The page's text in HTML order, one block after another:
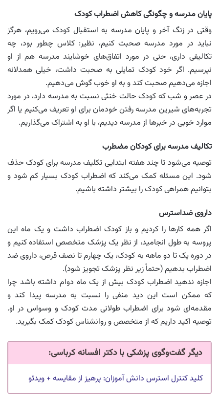
پایان مدرسه و چگونگی کاهش اضطراب کودک
وقتی در زنگ آخر و پایان مدرسه به استقبال کودک می‌رویم، هرگز
نباید در مورد مدرسه صحبت کنیم، نظیر: کلاس چطور بود، چه
تکالیفی داری، حتی در مورد اتفاق‌های خوشایند مدرسه هم از او
نپرسیم. اگر خود کودک تمایلی به صحبت داشت، خیلی همدلانه
اجازه می‌دهیم صحبت کند و به او خوب گوش می‌دهیم.
در عصر و شب که کودک حالت خنثی نسبت به مدرسه دارد، در مورد
تجربه‌های شیرین مدرسه رفتن خودمان برای او تعریف می‌کنیم یا اگر
موارد خوبی در خبرها از مدرسه دیدیم، با او به اشتراک می‌گذاریم.
تکالیف مدرسه برای کودکان مضطرب
توصیه می‌شود تا چند هفته ابتدایی تکلیف مدرسه برای کودک حذف
شود. این مسئله کمک می‌کند که اضطراب کودک بسیار کم شود و
بتوانیم همراهی کودک را بیشتر داشته باشیم.
داروی ضداسترس
اگر همه کارها را کردیم و باز کودک اضطراب داشت‌ و یک ماه این
پروسه به طول انجامید، از نظر یک پزشک متخصص استفاده کنیم و
در دوره یک تا دو ماهه به کودک، یک چهارم تا نصف قرص، داروی ضد
اضطراب بدهیم (حتماً زیر نظر پزشک تجویز شود).
اجازه ندهید اضطراب کودک بیش از یک ماه دوام داشته باشد چرا
که ممکن است این دید منفی را نسبت به مدرسه پیدا کند و
مقدمه‌ای شود برای اضطراب طولانی مدت کودک و وسواس در او.
توصیه اکید داریم که از متخصص و روانشناس کودک کمک بگیرید.
دیگر گفت‌وگوی پزشکی با دکتر افسانه کرباسی:
کلید کنترل استرس دانش آموزان: پرهیز از مقایسه + ویدئو